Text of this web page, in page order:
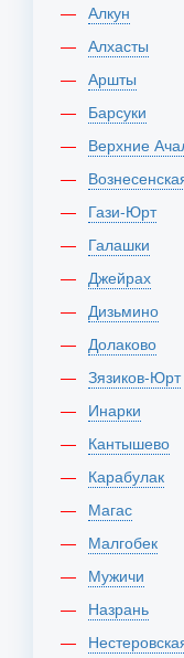
Алкун
Алхасты
Аршты
Барсуки
Верхние
Гази-Юрт
Галашки
Джейрах
Дизьмино
Долаково
Зязиков-Юрт
Инарки
Кантышево
Карабулак
Магас
Малгобек
Мужичи
Назрань